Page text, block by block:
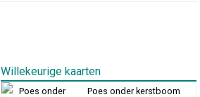
Willekeurige kaarten
Poes onder kerstboom